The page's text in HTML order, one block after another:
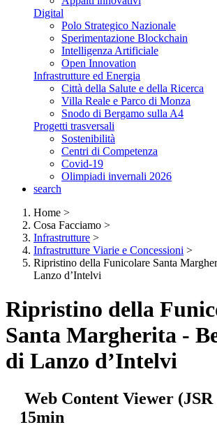
Digital
Polo Strategico Nazionale
Sperimentazione Blockchain
Intelligenza Artificiale
Open Innovation
Infrastrutture ed Energia
Città della Salute e della Ricerca
Villa Reale e Parco di Monza
Snodo di Bergamo sulla A4
Progetti trasversali
Sostenibilità
Centri di Competenza
Covid-19
Olimpiadi invernali 2026
search
Home >
Cosa Facciamo >
Infrastrutture >
Infrastrutture Viarie e Concessioni >
Ripristino della Funicolare Santa
Lanzo d’Intelvi
Ripristino della
Santa Margherita -
di Lanzo d’Intelvi
Web Content Viewer (JSR
15min